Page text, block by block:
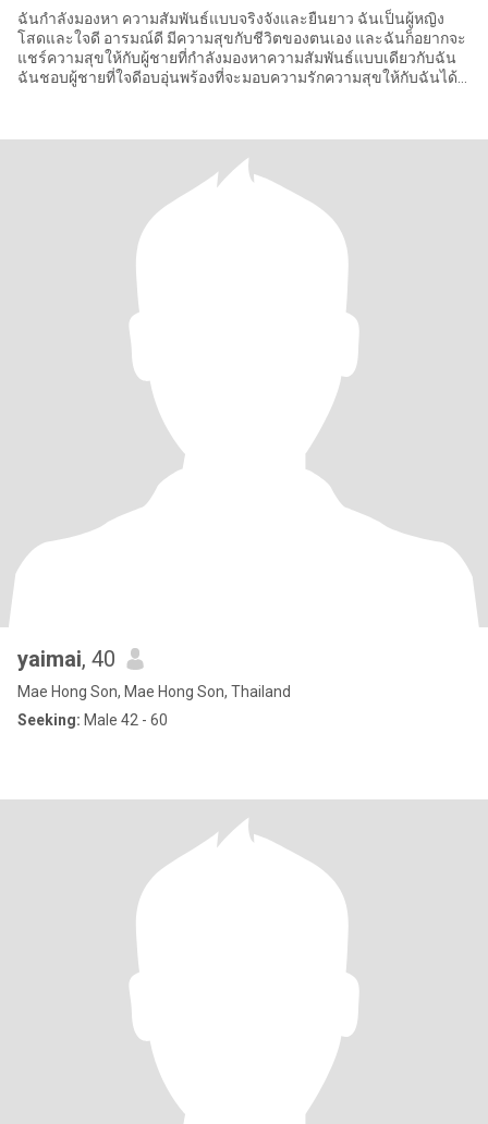
ฉันกำลังมองหา ความสัมพันธ์แบบจริงจังและยืนยาว ฉันเป็นผู้หญิง
โสดและใจดี อารมณ์ดี มีความสุขกับชีวิตของตนเอง และฉันก็อยากจะ
แชร์ความสุขให้กับผู้ชายที่กำลังมองหาความสัมพันธ์แบบเดียวกับฉัน
ฉันชอบผู้ชายที่ใจดีอบอุ่นพร้องที่จะมอบความรักความสุขให้กับฉันได้
yaimai, 40
Mae Hong Son, Mae Hong Son, Thailand
Seeking: Male 42 - 60